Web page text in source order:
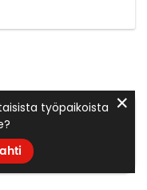
työpaikoista ✕